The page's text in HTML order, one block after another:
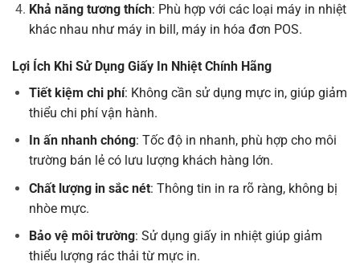
Khả năng tương thích: Phù hợp với các loại máy in nhiệt
khác nhau như máy in bill, máy in hóa đơn POS.
Lợi Ích Khi Sử Dụng Giấy In Nhiệt Chính Hãng
Tiết kiệm chi phí: Không cần sử dụng mực in, giúp giảm
thiểu chi phí vận hành.
In ấn nhanh chóng: Tốc độ in nhanh, phù hợp cho môi
trường bán lẻ có lưu lượng khách hàng lớn.
Chất lượng in sắc nét: Thông tin in ra rõ ràng, không bị
nhòe mực.
Bảo vệ môi trường: Sử dụng giấy in nhiệt giúp giảm
thiểu lượng rác thải từ mực in.